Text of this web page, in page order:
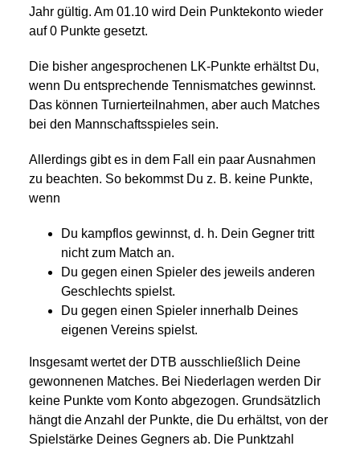
Jahr gültig. Am 01.10 wird Dein Punktekonto wieder
auf 0 Punkte gesetzt.
Die bisher angesprochenen LK-Punkte erhältst Du,
wenn Du entsprechende Tennismatches gewinnst.
Das können Turnierteilnahmen, aber auch Matches
bei den Mannschaftsspieles sein.
Allerdings gibt es in dem Fall ein paar Ausnahmen
zu beachten. So bekommst Du z. B. keine Punkte,
wenn
Du kampflos gewinnst, d. h. Dein Gegner tritt
nicht zum Match an.
Du gegen einen Spieler des jeweils anderen
Geschlechts spielst.
Du gegen einen Spieler innerhalb Deines
eigenen Vereins spielst.
Insgesamt wertet der DTB ausschließlich Deine
gewonnenen Matches. Bei Niederlagen werden Dir
keine Punkte vom Konto abgezogen. Grundsätzlich
hängt die Anzahl der Punkte, die Du erhältst, von der
Spielstärke Deines Gegners ab. Die Punktzahl